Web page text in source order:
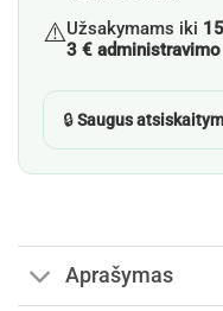
⚠️Užsakymams iki
3 €
🔒Saugus
Aprašymas